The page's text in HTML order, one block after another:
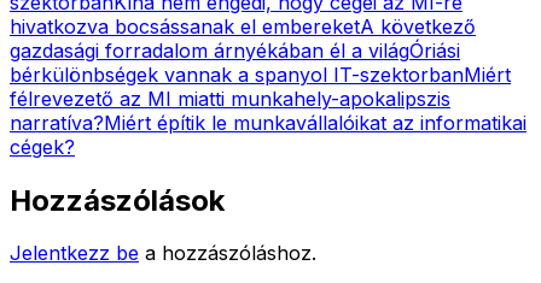
hivatkozva bocsássanak el embereketA következő
gazdasági forradalom árnyékában él a világÓriási
bérkülönbségek vannak a spanyol IT-szektorbanMiért
félrevezető az MI miatti munkahely-apokalipszis
narratíva?Miért építik le munkavállalóikat az informatikai
cégek?
Hozzászólások
Jelentkezz be a hozzászóláshoz.